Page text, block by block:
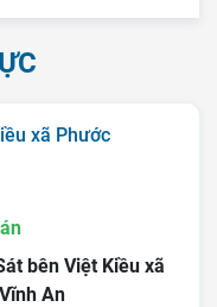
xã Phước
bên Việt Kiều xã
An